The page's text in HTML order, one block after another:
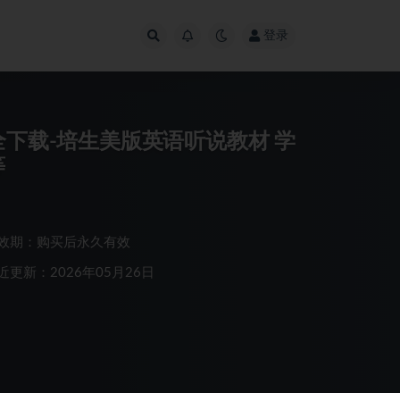
登录
载-培生美版英语听说教材 学
期：购买后永久有效
更新：2026年05月26日